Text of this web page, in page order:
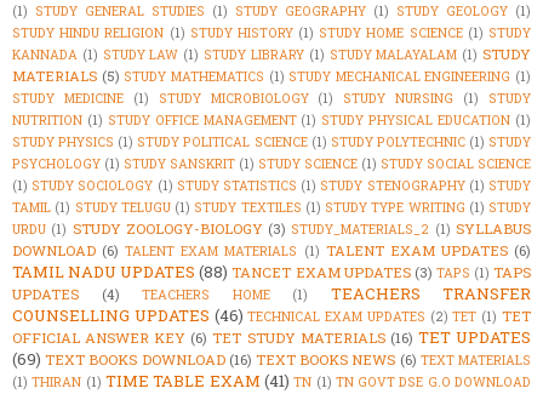
(1) STUDY GENERAL STUDIES (1) STUDY GEOGRAPHY (1) STUDY GEOLOGY (1)
STUDY HINDU RELIGION (1) STUDY HISTORY (1) STUDY HOME SCIENCE (1) STUDY
KANNADA (1) STUDY LAW (1) STUDY LIBRARY (1) STUDY MALAYALAM (1) STUDY
MATERIALS (5) STUDY MATHEMATICS (1) STUDY MECHANICAL ENGINEERING (1)
STUDY MEDICINE
(1) STUDY MICROBIOLOGY (1) STUDY NURSING (1)
STUDY
NUTRITION (1) STUDY OFFICE MANAGEMENT (1) STUDY PHYSICAL EDUCATION (1)
STUDY PHYSICS (1) STUDY POLITICAL SCIENCE (1) STUDY POLYTECHNIC (1) STUDY
PSYCHOLOGY (1) STUDY SANSKRIT (1) STUDY SCIENCE (1) STUDY SOCIAL SCIENCE
(1) STUDY SOCIOLOGY (1) STUDY STATISTICS (1) STUDY STENOGRAPHY (1) STUDY
TAMIL (1) STUDY TELUGU (1) STUDY TEXTILES (1) STUDY TYPE WRITING (1) STUDY
URDU (1) STUDY ZOOLOGY-BIOLOGY (3) STUDY_MATERIALS_2 (1) SYLLABUS
DOWNLOAD (6) TALENT EXAM MATERIALS (1) TALENT EXAM UPDATES (6)
TAMIL NADU UPDATES (88) TANCET EXAM UPDATES (3) TAPS (1) TAPS
UPDATES
(4) TEACHERS HOME (1)
TEACHERS TRANSFER
COUNSELLING UPDATES (46) TECHNICAL EXAM UPDATES (2) TET (1) TET
OFFICIAL ANSWER KEY (6) TET STUDY MATERIALS (16) TET UPDATES
(69) TEXT BOOKS DOWNLOAD (16) TEXT BOOKS NEWS (6) TEXT MATERIALS
(1) THIRAN (1) TIME TABLE EXAM (41) TN (1) TN GOVT DSE G.O DOWNLOAD